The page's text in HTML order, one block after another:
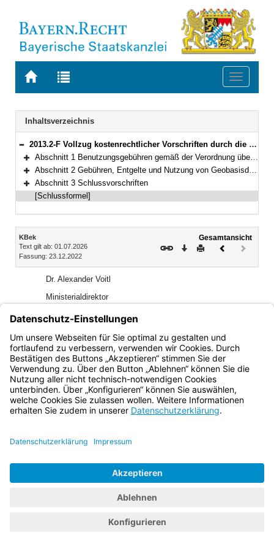
Zur
BAYERN.RECHT
Zur
letzten
Suche
Toggle
Navigation
Inhaltsverzeichnis
Bereich reduzieren
2013.2-F Vollzug kostenrechtlicher Vorschriften durch die staatlichen Vermessungsbehörden (Kostenbekanntmachung – KBek) Bekanntmachung des Bayerischen Staatsministeriums der Finanzen und für Heimat vom 23. Dezember 2022, Az. 74-VM 1018-1/10 (BayMBl. 2023 Nr. 22)
Bereich erweitern
Abschnitt 1 Benutzungsgebühren gemäß der Verordnung über die Benutzungsgebühren der unteren Vermessungsbehörden (GebOVerm)
Bereich erweitern
Abschnitt 2 Gebühren, Entgelte und Nutzung von Geobasisdaten der Bayerischen Vermessungsverwaltung
Bereich erweitern
Abschnitt 3 Schlussvorschriften
[Schlussformel]
Inhalt
KBek
Text gilt ab: 01.07.2026
Fassung: 23.12.2022
Gesamtansicht
Download
DruckenVorheriges
(inaktiv)
Dr. Alexander Voitl
Ministerialdirektor
Bayern.de
BayernPortal
Datenschutz
Impressum
Barrierefreiheit
Kontakt
SchriftgrößeKontrastwechsel